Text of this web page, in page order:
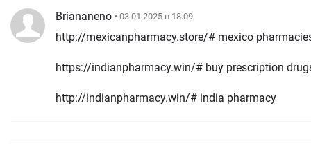
Briananeno • 03.01.2025 в 18:09
http://mexicanpharmacy.store/# mexico
https://indianpharmacy.win/# buy prescription
http://indianpharmacy.win/# india pharmacy